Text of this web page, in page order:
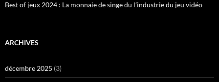
Best of jeux 2024 : La monnaie de singe du l’industrie du jeu vidéo
ARCHIVES
décembre 2025 (3)